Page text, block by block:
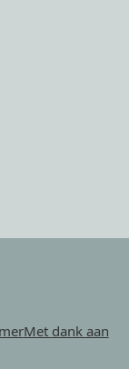
Met dank aan